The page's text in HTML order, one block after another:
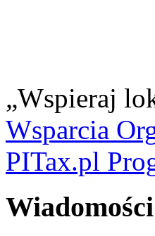
„Wspieraj
Wsparcia
PITax.pl
Wiadomości